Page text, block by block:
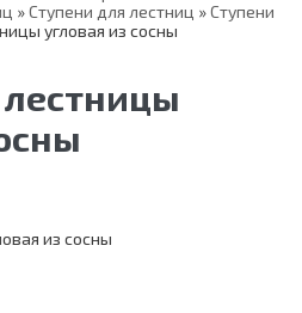
»Ступени для лестниц »Ступени
угловая из сосны